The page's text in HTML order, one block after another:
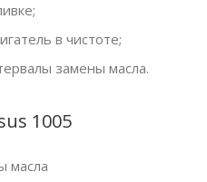
в чистоте;
замены масла.
1005
масла